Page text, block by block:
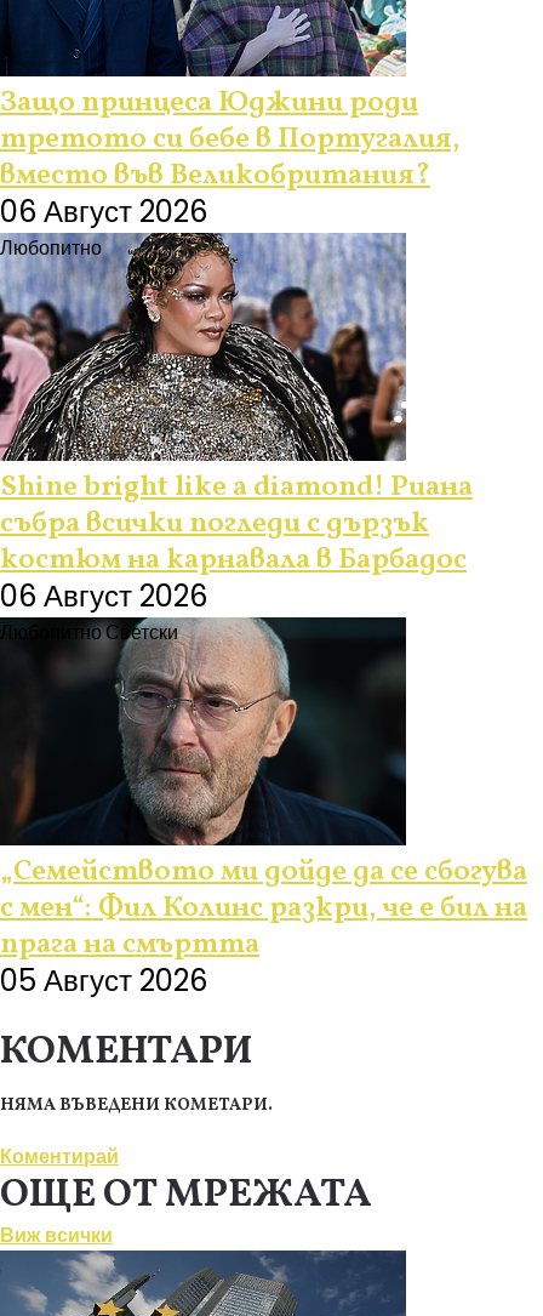
Защо принцеса Юджини роди
третото си бебе в Португалия,
вместо във Великобритания?
06 Август 2026
Любопитно
Shine bright like a diamond! Риана
събра всички погледи с дързък
костюм на карнавала в Барбадос
06 Август 2026
ЛюбопитноСветски
„Семейството ми дойде да се сбогува
с мен“: Фил Колинс разкри, че е бил на
прага на смъртта
05 Август 2026
КОМЕНТАРИ
НЯМА ВЪВЕДЕНИ КОМЕТАРИ.
Коментирай
ОЩЕ ОТ МРЕЖАТА
Виж всички